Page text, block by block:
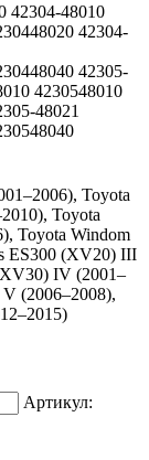
42304-48010
42304-
42305-
4230548010
48021
Toyota
Toyota
Toyota Windom
ES300 (XV20) III
IV (2001–
(2006–2008),
Артикул: